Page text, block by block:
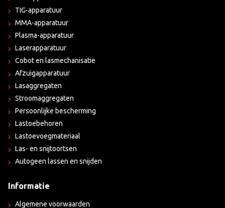
TIG-apparatuur
MMA-apparatuur
Plasma-apparatuur
Laserapparatuur
Cobot en lasmechanisatie
Afzuigapparatuur
Lasaggregaten
Stroomaggregaten
Persoonlijke bescherming
Lastoebehoren
Lastoevoegmateriaal
Las- en snijtoortsen
Autogeen lassen en snijden
Informatie
Algemene voorwaarden